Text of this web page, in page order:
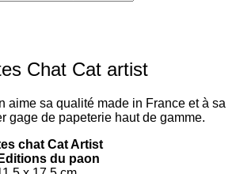
Chat Cat artist
aime sa qualité made in France et à sa
gage de papeterie haut de gamme.
chat Cat Artist
du paon